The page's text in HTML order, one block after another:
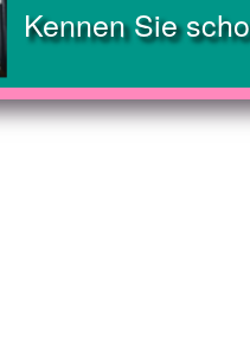
Kennen Sie